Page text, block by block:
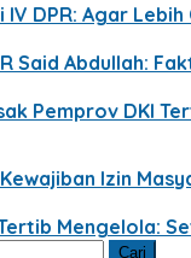
IV DPR: Agar
Said Abdullah:
Pemprov DKI
Izin
Mengelola: